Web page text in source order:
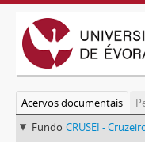
Acervos documentais
Fundo CRUSEI -